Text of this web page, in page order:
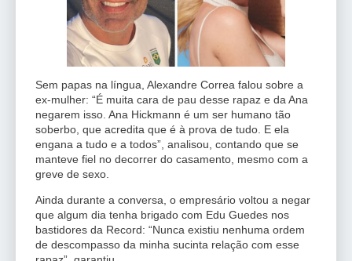
Sem papas na língua, Alexandre Correa falou sobre a
ex-mulher: “É muita cara de pau desse rapaz e da Ana
negarem isso. Ana Hickmann é um ser humano tão
soberbo, que acredita que é à prova de tudo. E ela
engana a tudo e a todos”, analisou, contando que se
manteve fiel no decorrer do casamento, mesmo com a
greve de sexo.
Ainda durante a conversa, o empresário voltou a negar
que algum dia tenha brigado com Edu Guedes nos
bastidores da Record: “Nunca existiu nenhuma ordem
de descompasso da minha sucinta relação com esse